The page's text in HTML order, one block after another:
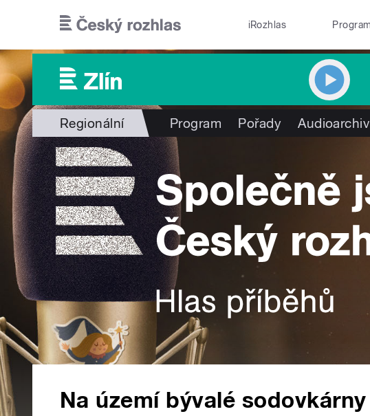
iRozhlas Program
Regionální Program Pořady Audioarchiv
Na území bývalé